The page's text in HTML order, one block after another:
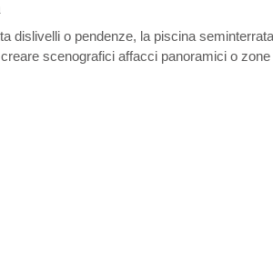
dislivelli o pendenze, la piscina
scenografici affacci panoramici o